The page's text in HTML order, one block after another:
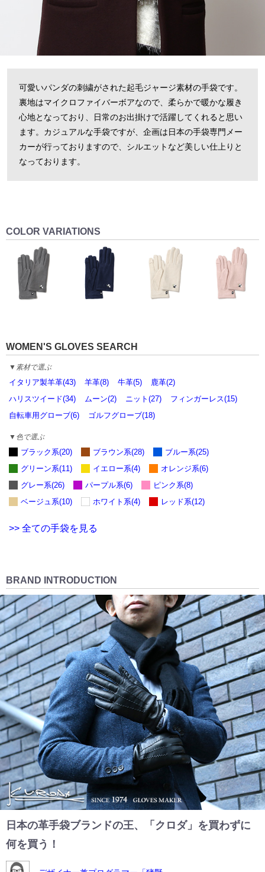
可愛いパンダの刺繍がされた起毛ジャージ素材の手袋です。
裏地はマイクロファイバーボアなので、柔らかで暖かな履き
心地となっており、日常のお出掛けで活躍してくれると思い
ます。カジュアルな手袋ですが、企画は日本の手袋専門メー
カーが行っておりますので、シルエットなど美しい仕上りと
なっております。
COLOR VARIATIONS
WOMEN'S GLOVES SEARCH
▼素材で選ぶ
イタリア製羊革(43) 羊革(8) 牛革(5)
鹿革(2)
ハリスツイード(34)
ムーン(2) ニット(27)
フィンガーレス(15)
自転車用グローブ(6)
ゴルフグローブ(18)
▼色で選ぶ
ブラック系(20) ブラウン系(28)
ブルー系(25)
グリーン系(11)
イエロー系(4)
オレンジ系(6)
グレー系(26)
パープル系(6)
ピンク系(8)
ベージュ系(10)
ホワイト系(4) レッド系(12)
>> 全ての手袋を見る
BRAND INTRODUCTION
日本の革手袋ブランドの王、「クロダ」を買わずに
何を買う！